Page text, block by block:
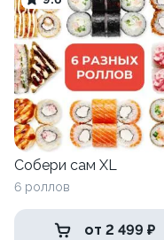
Собери сам XL
6 роллов
от 2 499 ₽